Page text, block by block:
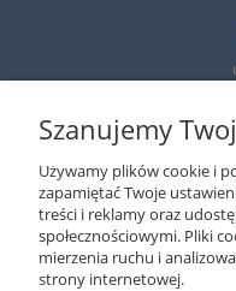
Szanujemy
Używamy plików cookie i
zapamiętać Twoje
treści i reklamy oraz
społecznościowymi. Pliki
mierzenia ruchu i
strony internetowej.